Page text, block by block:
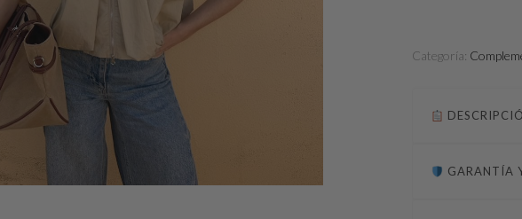
Categoría:
Pañuelo
GARANTÍA